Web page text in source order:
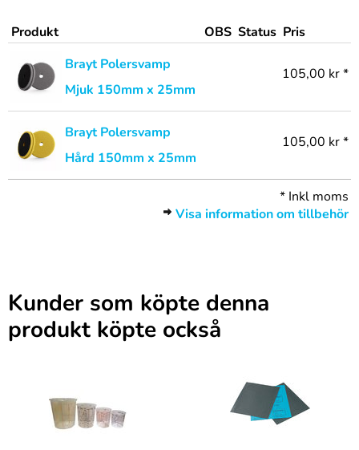
Produkt OBS Status Pris
Brayt Polersvamp
Mjuk 150mm x 25mm
105,00 kr *
Brayt Polersvamp
Hård 150mm x 25mm
105,00 kr *
* Inkl moms
Visa information om tillbehör
Kunder som köpte denna
produkt köpte också